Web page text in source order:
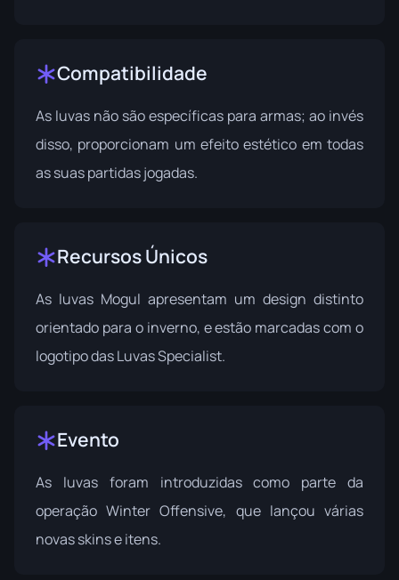
Compatibilidade
As luvas não são específicas para armas; ao invés
disso, proporcionam um efeito estético em todas
as suas partidas jogadas.
Recursos Únicos
As luvas Mogul apresentam um design distinto
orientado para o inverno, e estão marcadas com o
logotipo das Luvas Specialist.
Evento
As luvas foram introduzidas como parte da
operaçãoWinter Offensive, que lançou várias
novas skins e itens.